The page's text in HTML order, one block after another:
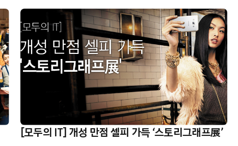
[모두의 IT] 개성 만점 셀피 가득 ‘스토리그래프展’